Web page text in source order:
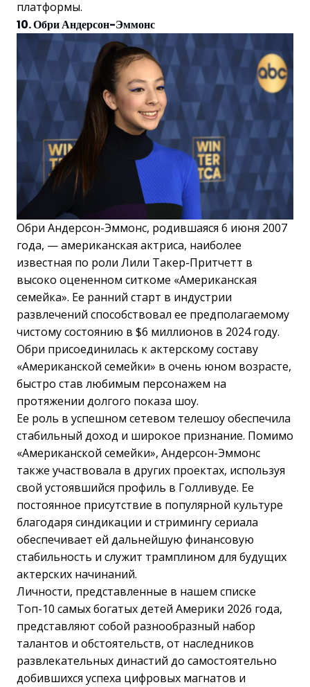
платформы.
10. Обри Андерсон-Эммонс
Обри Андерсон-Эммонс, родившаяся 6 июня 2007
года, — американская актриса, наиболее
известная по роли Лили Такер-Притчетт в
высоко оцененном ситкоме «Американская
семейка». Ее ранний старт в индустрии
развлечений способствовал ее предполагаемому
чистому состоянию в $6 миллионов в 2024 году.
Обри присоединилась к актерскому составу
«Американской семейки» в очень юном возрасте,
быстро став любимым персонажем на
протяжении долгого показа шоу.
Ее роль в успешном сетевом телешоу обеспечила
стабильный доход и широкое признание. Помимо
«Американской семейки», Андерсон-Эммонс
также участвовала в других проектах, используя
свой устоявшийся профиль в Голливуде. Ее
постоянное присутствие в популярной культуре
благодаря синдикации и стримингу сериала
обеспечивает ей дальнейшую финансовую
стабильность и служит трамплином для будущих
актерских начинаний.
Личности, представленные в нашем списке
Топ-10 самых богатых детей Америки 2026 года,
представляют собой разнообразный набор
талантов и обстоятельств, от наследников
развлекательных династий до самостоятельно
добившихся успеха цифровых магнатов и